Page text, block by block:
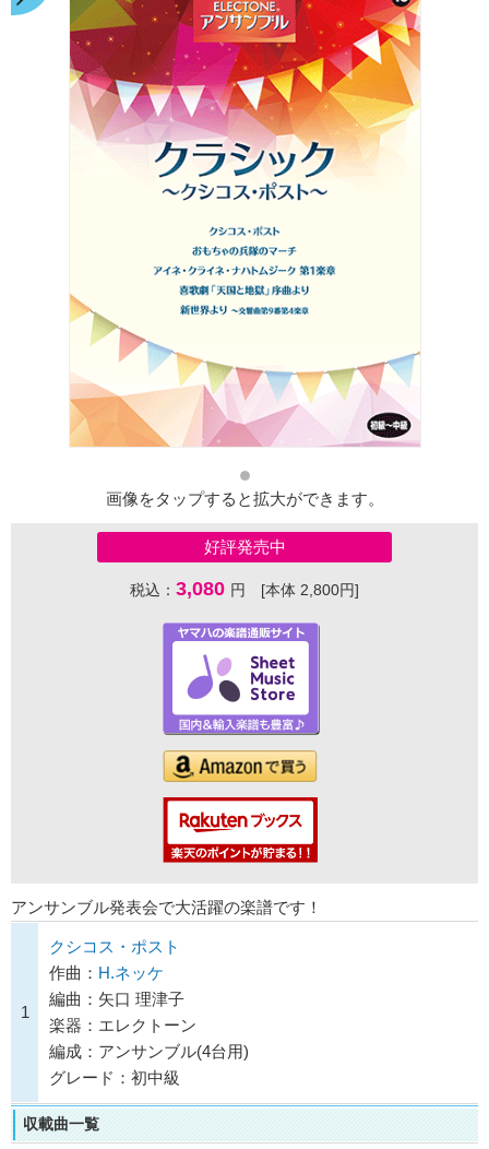
画像をタップすると拡大ができます。
好評発売中
税込： 3,080 円 [本体 2,800円]
アンサンブル発表会で大活躍の楽譜です！
1
クシコス・ポスト
作曲： H.ネッケ
編曲：矢口 理津子
楽器：エレクトーン
編成：アンサンブル(4台用)
グレード：初中級
収載曲一覧